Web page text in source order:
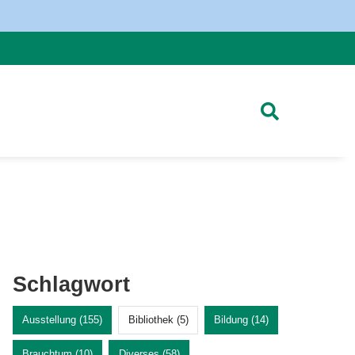
Schlagwort
Ausstellung (155) Bibliothek (5) Bildung (14)